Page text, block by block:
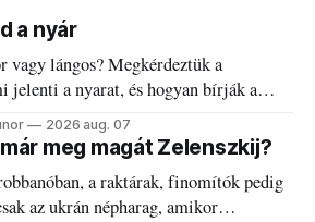
a nyár
vagy lángos? Megkérdeztük a
jelenti a nyarat, és hogyan bírják a
2026 aug. 07
meg magát Zelenszkij?
a raktárak, finomítók pedig
az ukrán népharag, amikor